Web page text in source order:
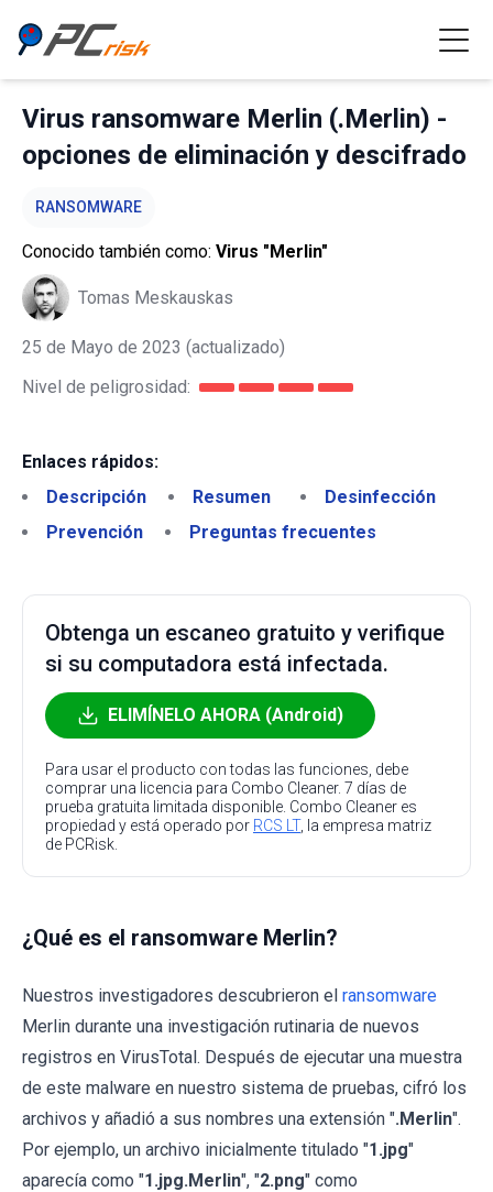
Virus ransomware Merlin (.Merlin) -
opciones de eliminación y descifrado
RANSOMWARE
Conocido también como: Virus "Merlin"
Tomas Meskauskas
25 de Mayo de 2023 (actualizado)
Nivel de peligrosidad:
Enlaces rápidos:
Descripción
Resumen
Desinfección
Prevención
Preguntas frecuentes
Obtenga un escaneo gratuito y verifique
si su computadora está infectada.
ELIMÍNELO AHORA (Android)
Para usar el producto con todas las funciones, debe
comprar una licencia para Combo Cleaner. 7 días de
prueba gratuita limitada disponible. Combo Cleaner es
propiedad y está operado por RCS LT, la empresa matriz
de PCRisk.
¿Qué es el ransomware Merlin?
Nuestros investigadores descubrieron el ransomware
Merlin durante una investigación rutinaria de nuevos
registros en VirusTotal. Después de ejecutar una muestra
de este malware en nuestro sistema de pruebas, cifró los
archivos y añadió a sus nombres una extensión ".Merlin".
Por ejemplo, un archivo inicialmente titulado "1.jpg"
aparecía como "1.jpg.Merlin", "2.png" como